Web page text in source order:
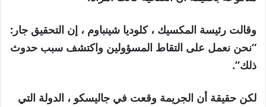
وقالت رئيسة المكسيك ، كلوديا شينباوم ، إن التحقيق جار:
“نحن نعمل على التقاط المسؤولين واكتشف سبب حدوث
ذلك”.
لكن حقيقة أن الجريمة وقعت في جاليسكو ، الدولة التي